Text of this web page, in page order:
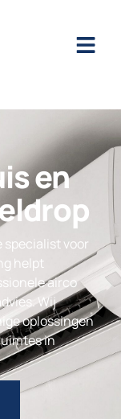
en
specialist voor
helpt
airco
Wij
oplossingen
in